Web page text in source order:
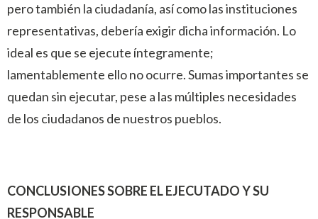
pero también la ciudadanía, así como las instituciones
representativas, debería exigir dicha información. Lo
ideal es que se ejecute íntegramente;
lamentablemente ello no ocurre. Sumas importantes se
quedan sin ejecutar, pese a las múltiples necesidades
de los ciudadanos de nuestros pueblos.
CONCLUSIONES SOBRE EL EJECUTADO Y SU
RESPONSABLE